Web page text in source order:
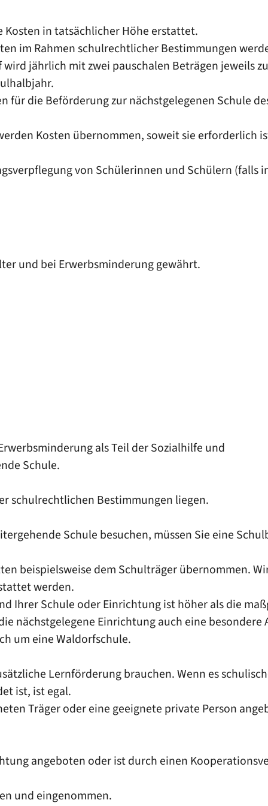
Kosten in tatsächlicher Höhe erstattet.
im Rahmen schulrechtlicher Bestimmungen
jährlich mit zwei pauschalen Beträgen jeweils
die Beförderung zur nächstgelegenen Schule
Kosten übernommen, soweit sie erforderlich
von Schülerinnen und Schülern (falls
und bei Erwerbsminderung gewährt.
als Teil der Sozialhilfe und
Schule.
schulrechtlichen Bestimmungen liegen.
Schule besuchen, müssen Sie eine
beispielsweise dem Schulträger übernommen.
werden.
Ihrer Schule oder Einrichtung ist höher als die
nächstgelegene Einrichtung auch eine
um eine Waldorfschule.
Lernförderung brauchen. Wenn es
ist, ist egal.
Träger oder eine geeignete private Person
angeboten oder ist durch einen
und eingenommen.